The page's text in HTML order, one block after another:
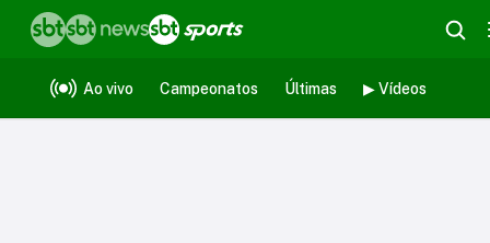
Ao vivo Campeonatos Últimas ▶ Vídeos